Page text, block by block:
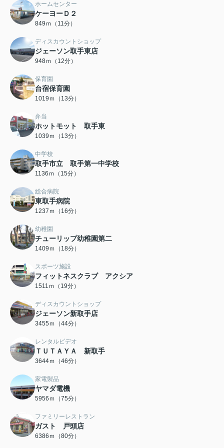
ホームセンター
ケーヨーＤ２
849ｍ（11分）
ディスカウントショップ
ジェーソン取手東店
948ｍ（12分）
保育園
台宿保育園
1019ｍ（13分）
弁当
ホットモット 取手東
1039ｍ（13分）
中学校
取手市立 取手第一中学校
1136ｍ（15分）
総合病院
東取手病院
1237ｍ（16分）
幼稚園
チューリップ幼稚園第二
1409ｍ（18分）
スポーツ施設
フィットネスクラブ アクシア
1511ｍ（19分）
ディスカウントショップ
ジェーソン新取手店
3455ｍ（44分）
レンタルビデオ
ＴＵＴＡＹＡ 新取手
3644ｍ（46分）
家電製品
ヤマダ電機
5956ｍ（75分）
ファミリーレストラン
ガスト 戸頭店
6386ｍ（80分）